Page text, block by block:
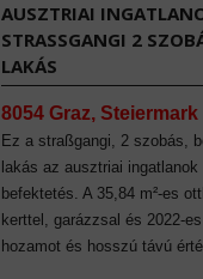
AUSZTRIAI
STRASSGANGI 2
AKÁS
8054 Graz, Steiermark
Ez a straßgangi, 2 szobás,
lakás az ausztriai
befektetés. A 35,84 m²-es
kerttel, garázzsal és 2022-
hozamot és hosszú távú